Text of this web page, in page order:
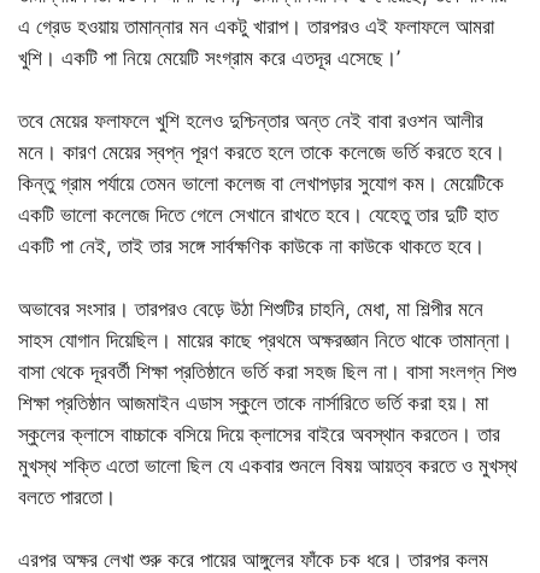
এ গ্রেড হওয়ায় তামান্নার মন একটু খারাপ। তারপরও এই ফলাফলে আমরা
খুশি। একটি পা নিয়ে মেয়েটি সংগ্রাম করে এতদূর এসেছে।’
তবে মেয়ের ফলাফলে খুশি হলেও দুশ্চিন্তার অন্ত নেই বাবা রওশন আলীর
মনে। কারণ মেয়ের স্বপ্ন পূরণ করতে হলে তাকে কলেজে ভর্তি করতে হবে।
কিন্তু গ্রাম পর্যায়ে তেমন ভালো কলেজ বা লেখাপড়ার সুযোগ কম। মেয়েটিকে
একটি ভালো কলেজে দিতে গেলে সেখানে রাখতে হবে। যেহেতু তার দুটি হাত
একটি পা নেই, তাই তার সঙ্গে সার্বক্ষণিক কাউকে না কাউকে থাকতে হবে।
অভাবের সংসার। তারপরও বেড়ে উঠা শিশুটির চাহনি, মেধা, মা শিল্পীর মনে
সাহস যোগান দিয়েছিল। মায়ের কাছে প্রথমে অক্ষরজ্ঞান নিতে থাকে তামান্না।
বাসা থেকে দূরবর্তী শিক্ষা প্রতিষ্ঠানে ভর্তি করা সহজ ছিল না। বাসা সংলগ্ন শিশু
শিক্ষা প্রতিষ্ঠান আজমাইন এডাস স্কুলে তাকে নার্সারিতে ভর্তি করা হয়। মা
স্কুলের ক্লাসে বাচ্চাকে বসিয়ে দিয়ে ক্লাসের বাইরে অবস্থান করতেন। তার
মুখস্থ শক্তি এতো ভালো ছিল যে একবার শুনলে বিষয় আয়ত্ব করতে ও মুখস্থ
বলতে পারতো।
এরপর অক্ষর লেখা শুরু করে পায়ের আঙ্গুলের ফাঁকে চক ধরে। তারপর কলম